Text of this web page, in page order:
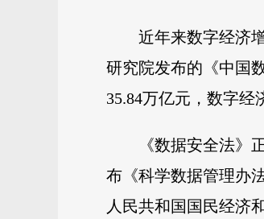
近年来数字经济
研究院发布的《中国
35.84万亿元，数字经
《数据安全法》
布《科学数据管理办
人民共和国国民经济